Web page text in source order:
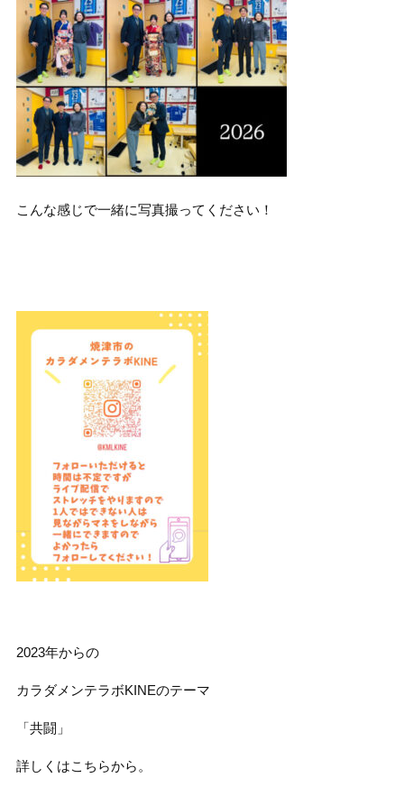
こんな感じで一緒に写真撮ってください！
2023年からの
カラダメンテラボKINEのテーマ
「共闘」
詳しくはこちらから。